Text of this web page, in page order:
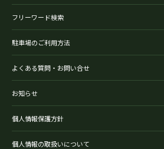
フリーワード検索
駐車場のご利用方法
よくある質問・お問い合せ
お知らせ
個人情報保護方針
個人情報の取扱いについて